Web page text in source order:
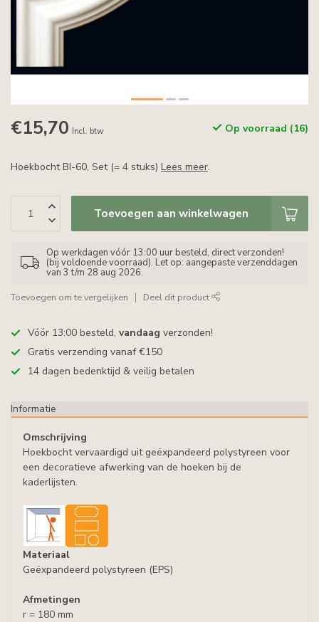
€15,70 Incl. btw Op voorraad (16)
Hoekbocht BI-60, Set (= 4 stuks) Lees meer.
Toevoegen aan winkelwagen
Op werkdagen vóór 13:00 uur besteld, direct verzonden!
(bij voldoende voorraad). Let op: aangepaste verzenddagen
van 3 t/m 28 aug 2026.
Toevoegen om te vergelijken Deel dit product
Vóór 13:00 besteld, vandaag verzonden!
Gratis verzending vanaf €150
14 dagen bedenktijd & veilig betalen
Informatie
Omschrijving
Hoekbocht vervaardigd uit geëxpandeerd polystyreen voor
een decoratieve afwerking van de hoeken bij de
kaderlijsten.
Materiaal
Geëxpandeerd polystyreen (EPS)
Afmetingen
r = 180 mm